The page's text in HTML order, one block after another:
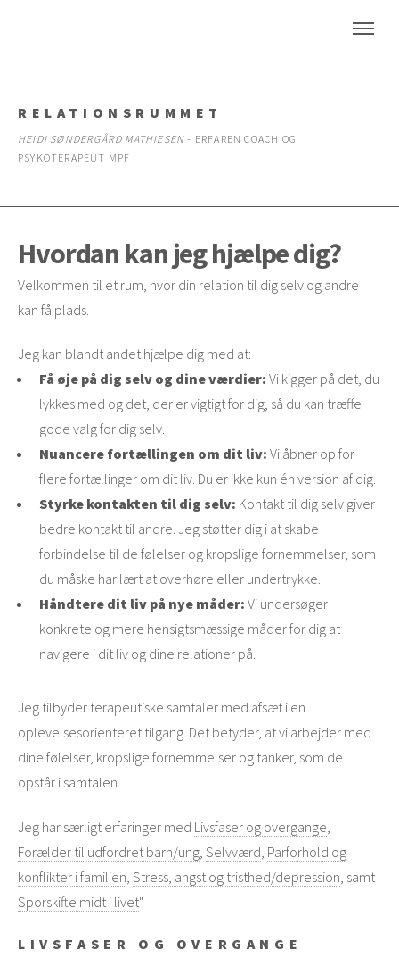
RELATIONSRUMMET
HEIDI SØNDERGÅRD MATHIESEN - ERFAREN COACH OG
PSYKOTERAPEUT MPF
Hvordan kan jeg hjælpe dig?
Velkommen til et rum, hvor din relation til dig selv og andre
kan få plads.
Jeg kan blandt andet hjælpe dig med at:
Få øje på dig selv og dine værdier: Vi kigger på det, du
lykkes med og det, der er vigtigt for dig, så du kan træffe
gode valg for dig selv.
Nuancere fortællingen om dit liv: Vi åbner op for
flere fortællinger om dit liv. Du er ikke kun én version af dig.
Styrke kontakten til dig selv: Kontakt til dig selv giver
bedre kontakt til andre. Jeg støtter dig i at skabe
forbindelse til de følelser og kropslige fornemmelser, som
du måske har lært at overhøre eller undertrykke.
Håndtere dit liv på nye måder: Vi undersøger
konkrete og mere hensigtsmæssige måder for dig at
navigere i dit liv og dine relationer på.
Jeg tilbyder terapeutiske samtaler med afsæt i en
oplevelsesorienteret tilgang. Det betyder, at vi arbejder med
dine følelser, kropslige fornemmelser og tanker, som de
opstår i samtalen.
Jeg har særligt erfaringer med Livsfaser og overgange
Forælder til udfordret barn/ung Selvværd Parforhold og
konflikter i familien Stress, angst og tristhed/depression , samt
Sporskifte midt i livet".
LIVSFASER OG OVERGANGE